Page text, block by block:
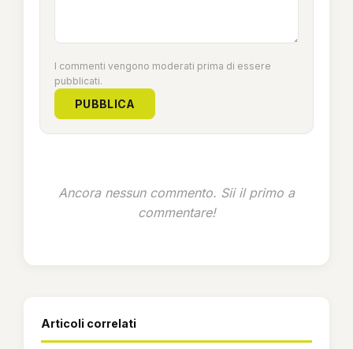
I commenti vengono moderati prima di essere
pubblicati.
PUBBLICA
Ancora nessun commento. Sii il primo a
commentare!
Articoli correlati